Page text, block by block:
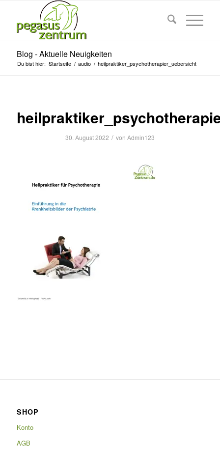
Blog - Aktuelle Neuigkeiten
Du bist hier: Startseite / audio / heilpraktiker_psychotherapier_uebersicht
30. August 2022 / von Admin123
SHOP
Konto
AGB